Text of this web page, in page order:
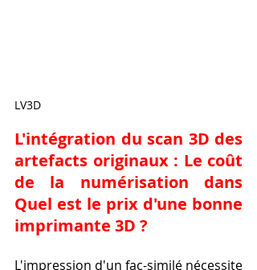
LV3D
L'intégration du scan 3D des
artefacts originaux : Le coût
de la numérisation dans
Quel est le prix d'une bonne
imprimante 3D ?
L'impression d'un fac-similé nécessite